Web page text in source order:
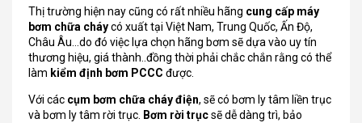
Thị trường hiện nay cũng có rất nhiều hãng cung cấp máy
bơm chữa cháycó xuất tại Việt Nam, Trung Quốc, Ấn Độ,
Châu Âu…do đó việc lựa chọn hãng bơm sẽ dựa vào uy tín
thương hiệu, giá thành..đồng thời phải chắc chắn rằng có thể
làm kiểm định bơm PCCC được.
Với các cụm bơm chữa cháy điện, sẽ có bơm ly tâm liền trục
và bơm ly tâm rời trục. Bơm rời trụcsẽ dễ dàng trì, bảo